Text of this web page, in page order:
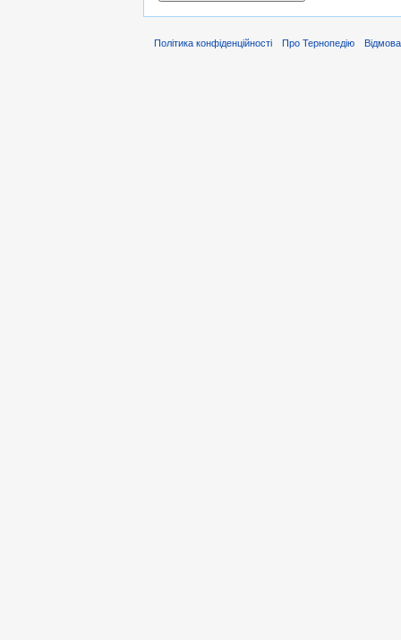
Політика конфіденційності Про Тернопедію Відмова